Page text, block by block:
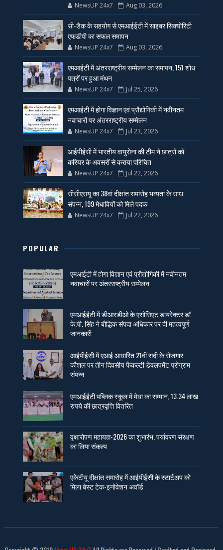
NewsUP 24x7 Aug 03, 2026
सी-डैक के सहयोग से एमआईईटी में साइबर सिक्योरिटी
एफडीपी का सफल समापन
NewsUP 24x7 Aug 03, 2026
एमआईटी में अंतरराष्ट्रीय सम्मेलन का समापन, 151 शोध
पत्रों पर हुआ मंथन
NewsUP 24x7 Jul 25, 2026
एमआईटी में होगा विज्ञान एवं प्रौद्योगिकी में नवीनतम
नवाचारों पर अंतरराष्ट्रीय सम्मेलन
NewsUP 24x7 Jul 23, 2026
आईपीईसी में भारतीय वायुसेना की टीम ने छात्रों को
करियर के अवसरों से कराया परिचित
NewsUP 24x7 Jul 22, 2026
सीसीएसयू का 38वां दीक्षांत समारोह भव्यता के साथ
संपन्न, 199 मेधावियों को मिले पदक
NewsUP 24x7 Jul 22, 2026
POPULAR
एमआईटी में होगा विज्ञान एवं प्रौद्योगिकी में नवीनतम
नवाचारों पर अंतरराष्ट्रीय सम्मेलन
एमआईईटी में डीआरडीओ के एसोसिएट डायरेक्टर डॉ.
के.पी. सिंह ने बौद्धिक संपदा अधिकार पर दी महत्वपूर्ण
जानकारी
आईपीईसी में एआई आधारित 21वीं सदी के रोजगार
कौशल पर तीन दिवसीय फैकल्टी डेवलपमेंट प्रोग्राम
संपन्न
एमआईईटी पब्लिक स्कूल में मेधा का सम्मान, 13.34 लाख
रुपये की छात्रवृत्ति वितरित
वृक्षारोपण महायज्ञ-2026 का शुभारंभ, पर्यावरण संरक्षण
का लिया संकल्प
एकेटीयू दीक्षांत समारोह में आईपीईसी के स्टार्टअप को
मिला बेस्ट टेक-इनोवेशन अवॉर्ड